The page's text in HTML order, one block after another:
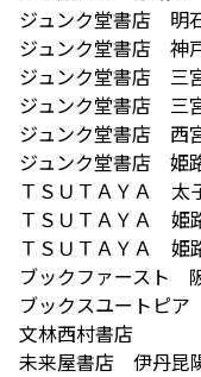
ジュンク堂書店 明
ジュンク堂書店 神
ジュンク堂書店 三
ジュンク堂書店 三
ジュンク堂書店 西
ジュンク堂書店 姫
ＴＳＵＴＡＹＡ 太
ＴＳＵＴＡＹＡ 姫
ＴＳＵＴＡＹＡ 姫
ブックファースト
ブックスユートピ
文林西村書店
未来屋書店 伊丹昆